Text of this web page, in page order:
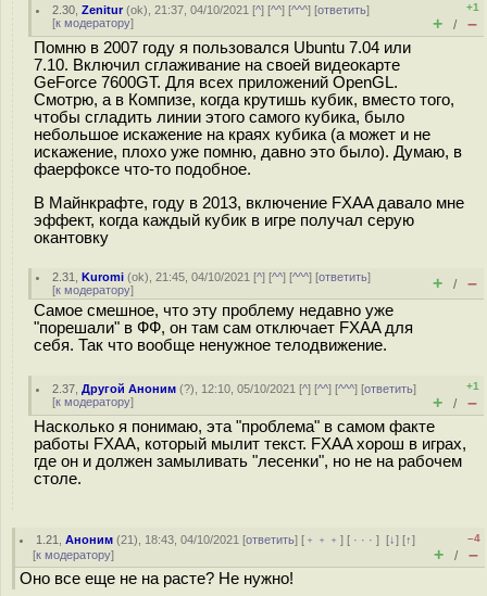
2.30 ,Zenitur(ok), 21:37, 04/10/2021 [^] [^^] [^^^] [ответить]
[к модератору]
+1
+ / –
Помню в 2007 году я пользовался Ubuntu 7.04 или
7.10. Включил сглаживание на своей видеокарте
GeForce 7600GT. Для всех приложений OpenGL.
Смотрю, а в Компизе, когда крутишь кубик, вместо того,
чтобы сгладить линии этого самого кубика, было
небольшое искажение на краях кубика (а может и не
искажение, плохо уже помню, давно это было). Думаю, в
фаерфоксе что-то подобное.
В Майнкрафте, году в 2013, включение FXAA давало мне
эффект, когда каждый кубик в игре получал серую
окантовку
2.31 ,Kuromi (ok), 21:45, 04/10/2021 [^] [^^] [^^^] [ответить]
[к модератору] + / –
Самое смешное, что эту проблему недавно уже
"порешали" в ФФ, он там сам отключает FXAA для
себя. Так что вообще ненужное телодвижение.
2.37 ,Другой Аноним (?), 12:10, 05/10/2021 [^] [^^] [^^^] [ответить]
[к модератору]
+1
+ / –
Насколько я понимаю, эта "проблема" в самом факте
работы FXAA, который мылит текст. FXAA хорош в играх,
где он и должен замыливать "лесенки", но не на рабочем
столе.
1.21 ,Аноним (21), 18:43, 04/10/2021 [ответить] [ ﹢﹢﹢] [ · · ·][↓] [↑]
[к модератору]
–4
+ / –
Оно все еще не на расте? Не нужно!